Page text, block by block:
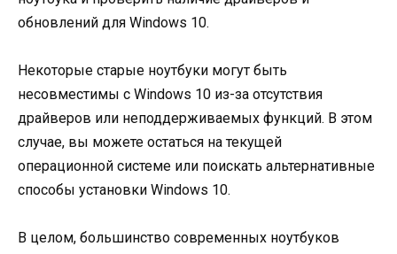
обновлений для Windows 10.
Некоторые старые ноутбуки могут быть
несовместимы с Windows 10 из-за отсутствия
драйверов или неподдерживаемых функций. В этом
случае, вы можете остаться на текущей
операционной системе или поискать альтернативные
способы установки Windows 10.
В целом, большинство современных ноутбуков